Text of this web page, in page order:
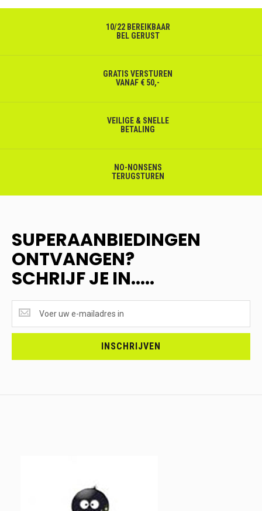
10/22 BEREIKBAAR
BEL GERUST
GRATIS VERSTUREN
VANAF € 50,-
VEILIGE & SNELLE
BETALING
NO-NONSENS
TERUGSTUREN
SUPERAANBIEDINGEN
ONTVANGEN?
SCHRIJF JE IN.....
ONTVANGEN?
<br>SCHRIJF
INSCHRIJVEN